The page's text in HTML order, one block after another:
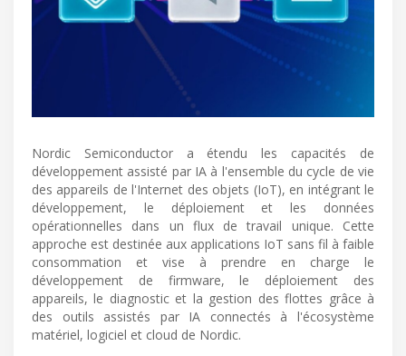
Nordic Semiconductor a étendu les capacités de
développement assisté par IA à l'ensemble du cycle de vie
des appareils de l'Internet des objets (IoT), en intégrant le
développement, le déploiement et les données
opérationnelles dans un flux de travail unique. Cette
approche est destinée aux applications IoT sans fil à faible
consommation et vise à prendre en charge le
développement de firmware, le déploiement des
appareils, le diagnostic et la gestion des flottes grâce à
des outils assistés par IA connectés à l'écosystème
matériel, logiciel et cloud de Nordic.